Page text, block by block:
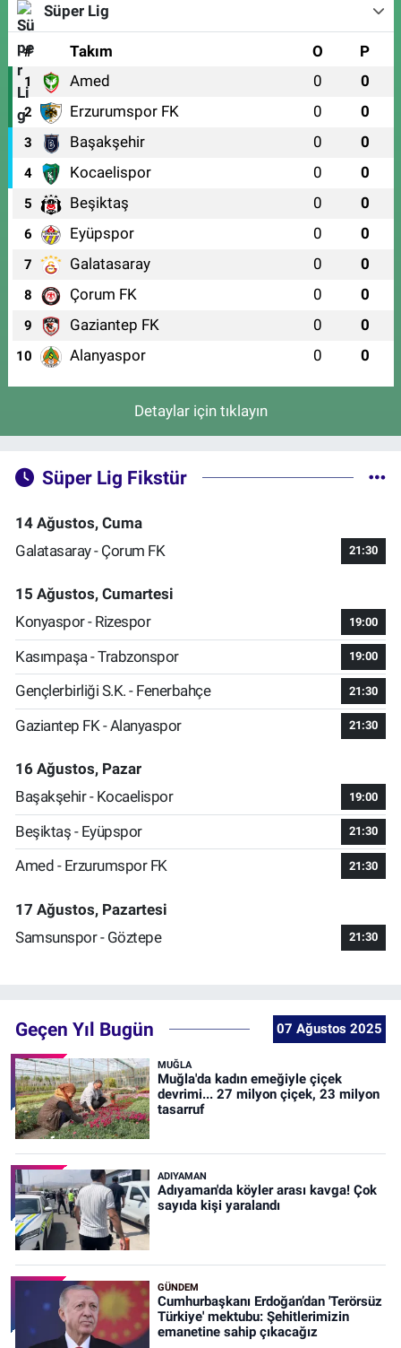
Süper Lig
# Takım O P
1 Amed 0 0
2 Erzurumspor FK 0 0
3 Başakşehir 0 0
4 Kocaelispor 0 0
5 Beşiktaş 0 0
6 Eyüpspor 0 0
7 Galatasaray 0 0
8 Çorum FK 0 0
9 Gaziantep FK 0 0
10 Alanyaspor 0 0
Detaylar için tıklayın
Süper Lig Fikstür
14 Ağustos, Cuma
Galatasaray - Çorum FK
21:30
15 Ağustos, Cumartesi
Konyaspor - Rizespor
19:00
Kasımpaşa - Trabzonspor 19:00
Gençlerbirliği S.K. - Fenerbahçe 21:30
Gaziantep FK - Alanyaspor 21:30
16 Ağustos, Pazar
Başakşehir - Kocaelispor
19:00
Beşiktaş - Eyüpspor 21:30
Amed - Erzurumspor FK 21:30
17 Ağustos, Pazartesi
Samsunspor - Göztepe
21:30
Geçen Yıl Bugün 07 Ağustos 2025
MUĞLA
Muğla'da kadın emeğiyle çiçek
devrimi... 27 milyon çiçek, 23 milyon
tasarruf
ADIYAMAN
Adıyaman'da köyler arası kavga! Çok
sayıda kişi yaralandı
GÜNDEM
Cumhurbaşkanı Erdoğan’dan 'Terörsüz
Türkiye' mektubu: Şehitlerimizin
emanetine sahip çıkacağız